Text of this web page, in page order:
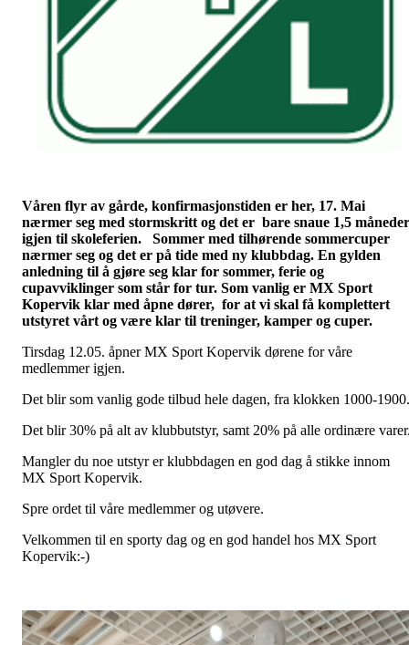
Våren flyr av gårde, konfirmasjonstiden er her, 17. Mai
nærmer seg med stormskritt og det er bare snaue 1,5 måneder
igjen til skoleferien. Sommer med tilhørende sommercuper
nærmer seg og det er på tide med ny klubbdag. En gylden
anledning til å gjøre seg klar for sommer, ferie og
cupavviklinger som står for tur. Som vanlig er MX Sport
Kopervik klar med åpne dører, for at vi skal få komplettert
utstyret vårt og være klar til treninger, kamper og cuper.
Tirsdag 12.05. åpner MX Sport Kopervik dørene for våre
medlemmer igjen.
Det blir som vanlig gode tilbud hele dagen, fra klokken 1000-1900.
Det blir 30% på alt av klubbutstyr, samt 20% på alle ordinære
Mangler du noe utstyr er klubbdagen en god dag å stikke innom
MX Sport Kopervik.
Spre ordet til våre medlemmer og utøvere.
Velkommen til en sporty dag og en god handel hos MX Sport
Kopervik:-)